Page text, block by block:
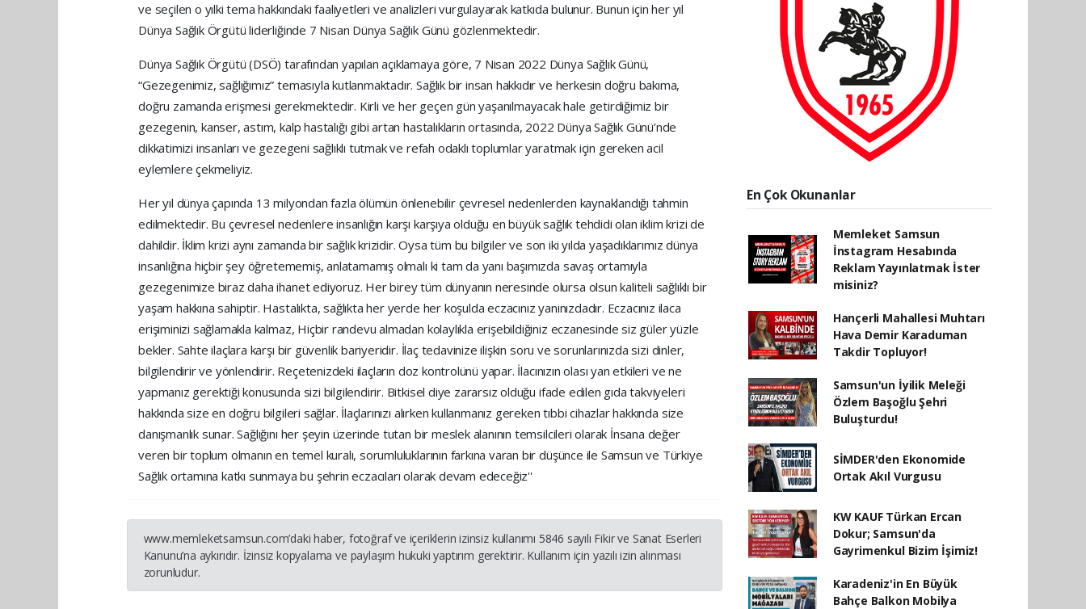
ve seçilen o yılki tema hakkındaki faaliyetleri ve analizleri vurgulayarak katkıda bulunur. Bunun için her yıl
Dünya Sağlık Örgütü liderliğinde 7 Nisan Dünya Sağlık Günü gözlenmektedir.
Dünya Sağlık Örgütü (DSÖ) tarafından yapılan açıklamaya göre, 7 Nisan 2022 Dünya Sağlık Günü,
“Gezegenimiz, sağlığımız” temasıyla kutlanmaktadır. Sağlık bir insan hakkıdır ve herkesin doğru bakıma,
doğru zamanda erişmesi gerekmektedir. Kirli ve her geçen gün yaşanılmayacak hale getirdiğimiz bir
gezegenin, kanser, astım, kalp hastalığı gibi artan hastalıkların ortasında, 2022 Dünya Sağlık Günü’nde
dikkatimizi insanları ve gezegeni sağlıklı tutmak ve refah odaklı toplumlar yaratmak için gereken acil
eylemlere çekmeliyiz.
Her yıl dünya çapında 13 milyondan fazla ölümün önlenebilir çevresel nedenlerden kaynaklandığı tahmin
edilmektedir. Bu çevresel nedenlere insanlığın karşı karşıya olduğu en büyük sağlık tehdidi olan iklim krizi de
dahildir. İklim krizi aynı zamanda bir sağlık krizidir. Oysa tüm bu bilgiler ve son iki yılda yaşadıklarımız dünya
insanlığına hiçbir şey öğretememiş, anlatamamış olmalı ki tam da yanı başımızda savaş ortamıyla
gezegenimize biraz daha ihanet ediyoruz. Her birey tüm dünyanın neresinde olursa olsun kaliteli sağlıklı bir
yaşam hakkına sahiptir. Hastalıkta, sağlıkta her yerde her koşulda eczacınız yanınızdadır. Eczacınız ilaca
erişiminizi sağlamakla kalmaz, Hiçbir randevu almadan kolaylıkla erişebildiğiniz eczanesinde siz güler yüzle
bekler. Sahte ilaçlara karşı bir güvenlik bariyeridir. İlaç tedavinize ilişkin soru ve sorunlarınızda sizi dinler,
bilgilendirir ve yönlendirir. Reçetenizdeki ilaçların doz kontrolünü yapar. İlacınızın olası yan etkileri ve ne
yapmanız gerektiği konusunda sizi bilgilendirir. Bitkisel diye zararsız olduğu ifade edilen gıda takviyeleri
hakkında size en doğru bilgileri sağlar. İlaçlarınızı alırken kullanmanız gereken tıbbi cihazlar hakkında size
danışmanlık sunar. Sağlığını her şeyin üzerinde tutan bir meslek alanının temsilcileri olarak İnsana değer
veren bir toplum olmanın en temel kuralı, sorumluluklarının farkına varan bir düşünce ile Samsun ve Türkiye
Sağlık ortamına katkı sunmaya bu şehrin eczacıları olarak devam edeceğiz''
www.memleketsamsun.com’daki haber, fotoğraf ve içeriklerin izinsiz kullanımı 5846 sayılı Fikir ve Sanat Eserleri
Kanunu’na aykırıdır. İzinsiz kopyalama ve paylaşım hukuki yaptırım gerektirir. Kullanım için yazılı izin alınması
zorunludur.
En Çok Okunanlar
Memleket Samsun
İnstagram Hesabında
Reklam Yayınlatmak İster
misiniz?
Hançerli Mahallesi Muhtarı
Hava Demir Karaduman
Takdir Topluyor!
Samsun'un İyilik Meleği
Özlem Başoğlu Şehri
Buluşturdu!
SİMDER'den Ekonomide
Ortak Akıl Vurgusu
KW KAUF Türkan Ercan
Dokur; Samsun'da
Gayrimenkul Bizim İşimiz!
Karadeniz'in En Büyük
Bahçe Balkon Mobilya